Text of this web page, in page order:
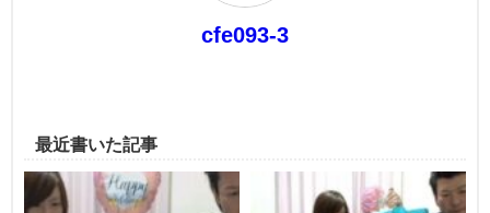
cfe093-3
最近書いた記事